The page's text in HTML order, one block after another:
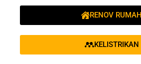
RENOV RUMAH
KELISTRIKAN